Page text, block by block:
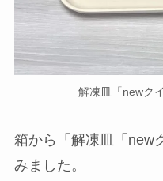
の三点に効果的とのこ
かにも食材の冷凍 、お
い道は色々ありそうで
解凍皿「newクイッ